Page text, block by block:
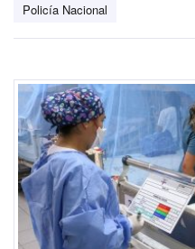
Policía Nacional